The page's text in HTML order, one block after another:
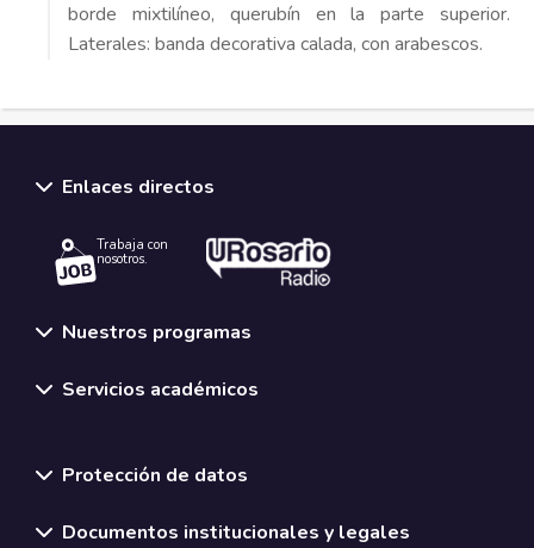
borde mixtilíneo, querubín en la parte superior.
Laterales: banda decorativa calada, con arabescos.
Enlaces directos
Trabaja con
nosotros.
Nuestros programas
Servicios académicos
Protección de datos
Documentos institucionales y legales